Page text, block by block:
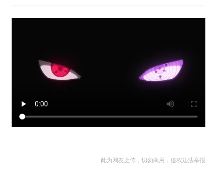
此为网友上传，切勿商用，侵权违法举报